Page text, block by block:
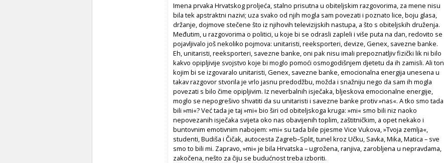
Imena prvaka Hrvatskog proljeća, stalno prisutna u obiteljskim razgovorima, za mene nisu
bila tek apstraktni nazivi; uza svako od njih mogla sam povezati i poznato lice, boju glasa,
držanje, dojmove stečene što iz njihovih televizijskih nastupa, a što s obiteljskih druženja.
Međutim, u razgovorima o politici, u koje bi se odrasli zapleli i više puta na dan, redovito se
pojavljivalo još nekoliko pojmova: unitaristi, reeksporteri, devize, Genex, savezne banke.
Eh, unitaristi, reeksporteri, savezne banke, oni pak nisu imali prepoznatljiv fizički lik ni bilo
kakvo opipljivije svojstvo koje bi moglo pomoći osmogodišnjem djetetu da ih zamisli. Ali ton
kojim bi se izgovaralo unitaristi, Genex, savezne banke, emocionalna energija unesena u
takav razgovor stvorila je vrlo jasnu predodžbu, možda i snažniju nego da sam ih mogla
povezati s bilo čime opipljivim. Iz neverbalnih isječaka, bljeskova emocionalne energije,
moglo se nepogrešivo shvatiti da su unitaristi i savezne banke protiv »nas«. A tko smo tada
bili »mi«? Već tada je taj »mi« bio širi od obiteljskoga kruga: »mi« smo bili niz naoko
nepovezanih isječaka svijeta oko nas obavijenih toplim, zaštitničkim, a opet nekako i
buntovnim emotivnim nabojem: »mi« su tada bile pjesme Vice Vukova, »Tvoja zemlja«,
studenti, Budiša i Čičak, autocesta Zagreb–Split, tunel kroz Učku, Savka, Mika, Matica – sve
smo to bili mi. Zapravo, »mi« je bila Hrvatska – ugrožena, ranjiva, zarobljena u nepravdama,
zakočena, nešto za čiju se budućnost treba izboriti.